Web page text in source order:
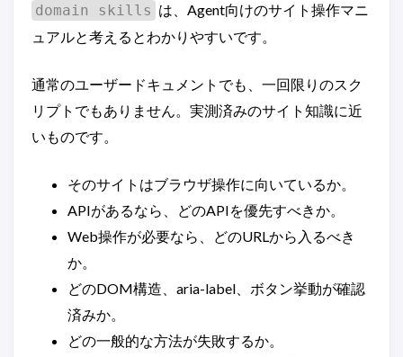
domain skills は、Agent向けのサイト操作マニ
ュアルと考えるとわかりやすいです。
通常のユーザードキュメントでも、一回限りのスク
リプトでもありません。実測済みのサイト知識に近
いものです。
そのサイトはブラウザ操作に向いているか。
APIがあるなら、どのAPIを優先すべきか。
Web操作が必要なら、どのURLから入るべき
か。
どのDOM構造、aria-label、ボタン挙動が確認
済みか。
どの一般的な方法が失敗するか。